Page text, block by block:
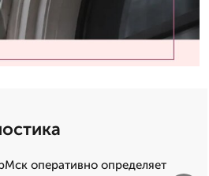
оперативно определяет